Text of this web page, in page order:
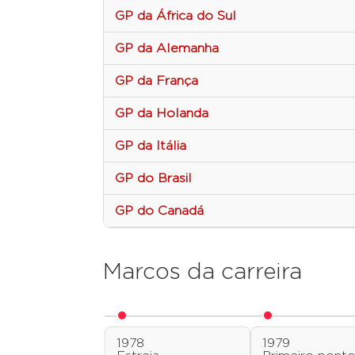
GP da África do Sul
GP da Alemanha
GP da França
GP da Holanda
GP da Itália
GP do Brasil
GP do Canadá
Marcos da carreira
1978
1979